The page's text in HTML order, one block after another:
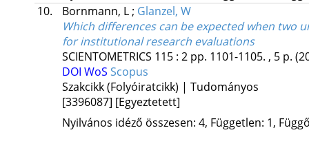
10.
Bornmann, L; Glanzel, W
Which differences can be expected when two
for institutional research evaluations
SCIENTOMETRICS 115: 2 pp. 1101-1105. , 5 p.
DOI WoS Scopus
Szakcikk (Folyóiratcikk) | Tudományos
[3396087] [Egyeztetett]
Nyilvános idéző összesen: 4, Független: 1,